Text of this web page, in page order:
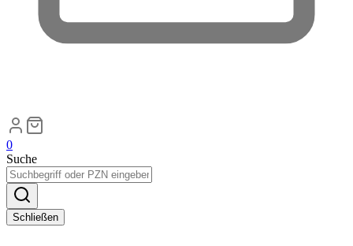
0
Suche
Schließen